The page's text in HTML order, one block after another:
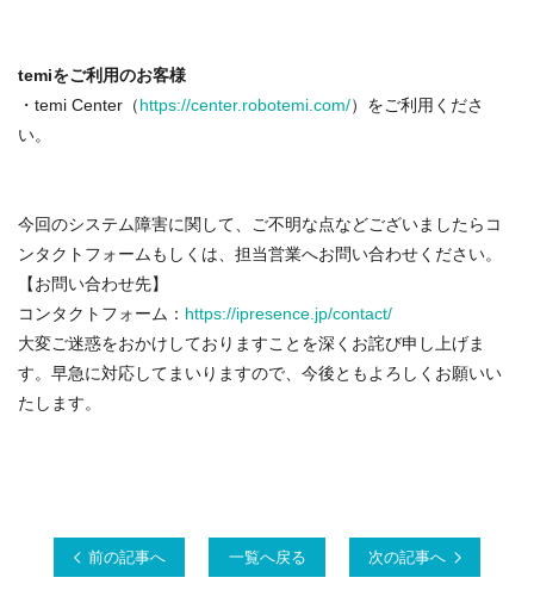
temiをご利用のお客様
・temi Center（https://center.robotemi.com/）をご利用くださ
い。
今回のシステム障害に関して、ご不明な点などございましたらコ
ンタクトフォームもしくは、担当営業へお問い合わせください。
【お問い合わせ先】
コンタクトフォーム： https://ipresence.jp/contact/
大変ご迷惑をおかけしておりますことを深くお詫び申し上げま
す。早急に対応してまいりますので、今後ともよろしくお願いい
たします。
前の記事へ 一覧へ戻る 次の記事へ